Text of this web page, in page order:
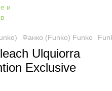
Фанко (Funko) Funko
Ulquiorra
Exclusive